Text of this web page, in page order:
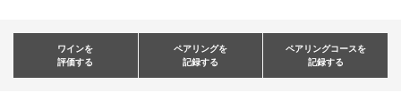
ワインを
評価する
ペアリングを
記録する
ペアリングコースを
記録する